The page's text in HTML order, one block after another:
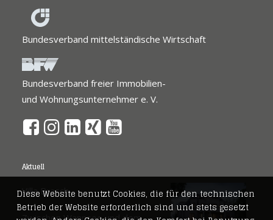
Bundesverband mittelständische Wirtschaft
Bundesverband freier Immobilien-
und Wohnungsunternehmer e. V.
Aktuell
Villa Brasch
Zwischen Wannsee und dem
Diese Website benutzt Cookies, die für den technischen
Betrieb der Website erforderlich sind und stets gesetzt